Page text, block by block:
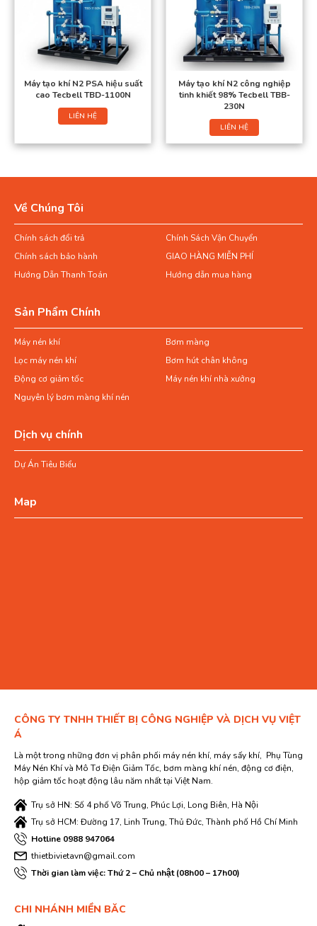
Máy tạo khí N2 PSA hiệu suất
cao Tecbell TBD-1100N
LIÊN HỆ
Máy tạo khí N2 công nghiệp
tinh khiết 98% Tecbell TBB-
230N
LIÊN HỆ
Về Chúng Tôi
Chính sách đổi trả
Chính Sách Vận Chuyển
Chính sách bảo hành
GIAO HÀNG MIỄN PHÍ
Hướng Dẫn Thanh Toán
Hướng dẫn mua hàng
Sản Phẩm Chính
Máy nén khí
Bơm màng
Lọc máy nén khí
Bơm hút chân không
Động cơ giảm tốc
Máy nén khí nhà xưởng
Nguyên lý bơm màng khí nén
Dịch vụ chính
Dự Án Tiêu Biểu
Map
CÔNG TY TNHH THIẾT BỊ CÔNG NGHIỆP VÀ DỊCH VỤ VIỆT
Á
Là một trong những đơn vị phân phối máy nén khí, máy sấy khí, Phụ Tùng
Máy Nén Khí và Mô Tơ Điện Giảm Tốc, bơm màng khí nén, động cơ điện,
hộp giảm tốc hoạt động lâu năm nhất tại Việt Nam.
Trụ sở HN: Số 4 phố Võ Trung, Phúc Lợi, Long Biên, Hà Nội
Trụ sở HCM: Đường 17, Linh Trung, Thủ Đức, Thành phố Hồ Chí Minh
Hotline 0988 947064
thietbivietavn@gmail.com
Thời gian làm việc: Thứ 2 – Chủ nhật (08h00 – 17h00)
CHI NHÁNH MIỀN BĂC